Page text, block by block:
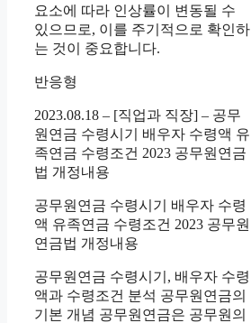
요소에 따라 인상률이 변동될 수
있으므로, 이를 주기적으로 확인하
는 것이 중요합니다.
반응형
2023.08.18 – [직업과 직장] – 공무
원연금 수령시기 배우자 수령액 유
족연금 수령조건 2023 공무원연금
법 개정내용
공무원연금 수령시기 배우자 수령
액 유족연금 수령조건 2023 공무원
연금법 개정내용
공무원연금 수령시기, 배우자 수령
액과 수령조건 분석 공무원연금의
기본 개념 공무원연금은 공무원의